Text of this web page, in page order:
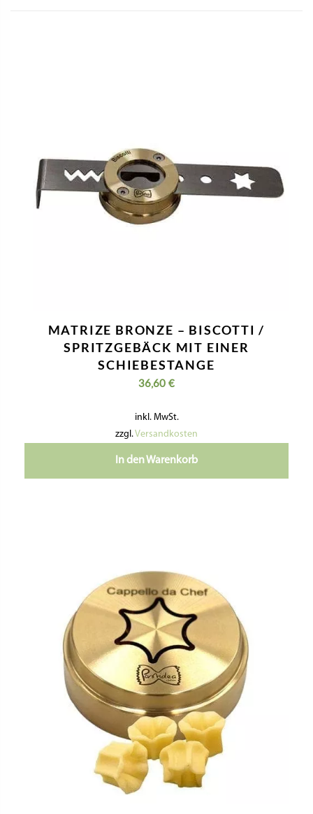
MATRIZE BRONZE – BISCOTTI /
SPRITZGEBÄCK MIT EINER
SCHIEBESTANGE
36,60 €
inkl. MwSt.
zzgl.Versandkosten
In den Warenkorb